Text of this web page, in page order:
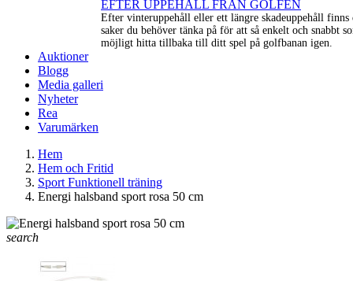
EFTER UPPEHÅLL FRÅN GOLFEN
Efter vinteruppehåll eller ett längre skadeuppehåll finns
saker du behöver tänka på för att så enkelt och snabbt
möjligt hitta tillbaka till ditt spel på golfbanan igen.
Auktioner
Blogg
Media galleri
Nyheter
Rea
Varumärken
Hem
Hem och Fritid
Sport Funktionell träning
Energi halsband sport rosa 50 cm
search